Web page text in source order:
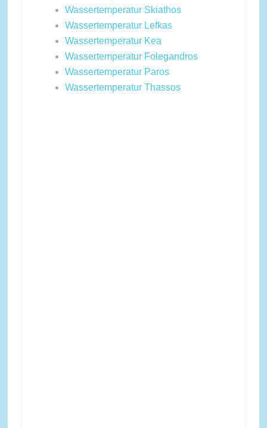
Wassertemperatur Skiathos
Wassertemperatur Lefkas
Wassertemperatur Kea
Wassertemperatur Folegandros
Wassertemperatur Paros
Wassertemperatur Thassos